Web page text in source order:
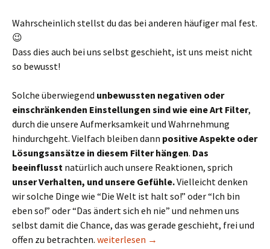
Wahrscheinlich stellst du das bei anderen häufiger mal fest.
😉
Dass dies auch bei uns selbst geschieht, ist uns meist nicht
so bewusst!
Solche überwiegend unbewussten negativen oder
einschränkenden Einstellungen sind wie eine Art Filter,
durch die unsere Aufmerksamkeit und Wahrnehmung
hindurchgeht. Vielfach bleiben dann positive Aspekte oder
Lösungsansätze in diesem Filter hängen. Das
beeinflusst natürlich auch unsere Reaktionen, sprich
unser Verhalten, und unsere Gefühle.Vielleicht denken
wir solche Dinge wie “Die Welt ist halt so!” oder “Ich bin
eben so!” oder “Das ändert sich eh nie” und nehmen uns
selbst damit die Chance, das was gerade geschieht, frei und
offen zu betrachten. Einstellungen ändern
weiterlesen →